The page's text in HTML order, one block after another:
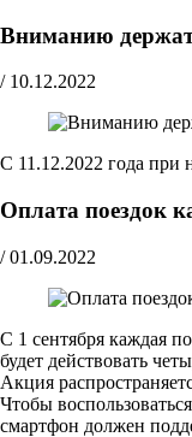
Вниманию
/ 10.12.2022
C 11.12.2022 года при
Оплата поездок
/ 01.09.2022
C 1 сентября каждая
будет действовать
Акция
Чтобы
смартфон должен